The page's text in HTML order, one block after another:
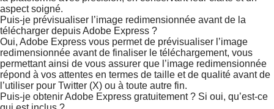
aspect soigné.
Puis-je prévisualiser l’image redimensionnée avant de la
télécharger depuis Adobe Express ?
Oui, Adobe Express vous permet de prévisualiser l’image
redimensionnée avant de finaliser le téléchargement, vous
permettant ainsi de vous assurer que l’image redimensionnée
répond à vos attentes en termes de taille et de qualité avant de
l’utiliser pour Twitter (X) ou à toute autre fin.
Puis-je obtenir Adobe Express gratuitement ? Si oui, qu’est-ce